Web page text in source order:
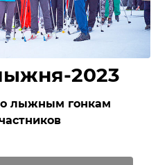
2023
лыжным гонкам